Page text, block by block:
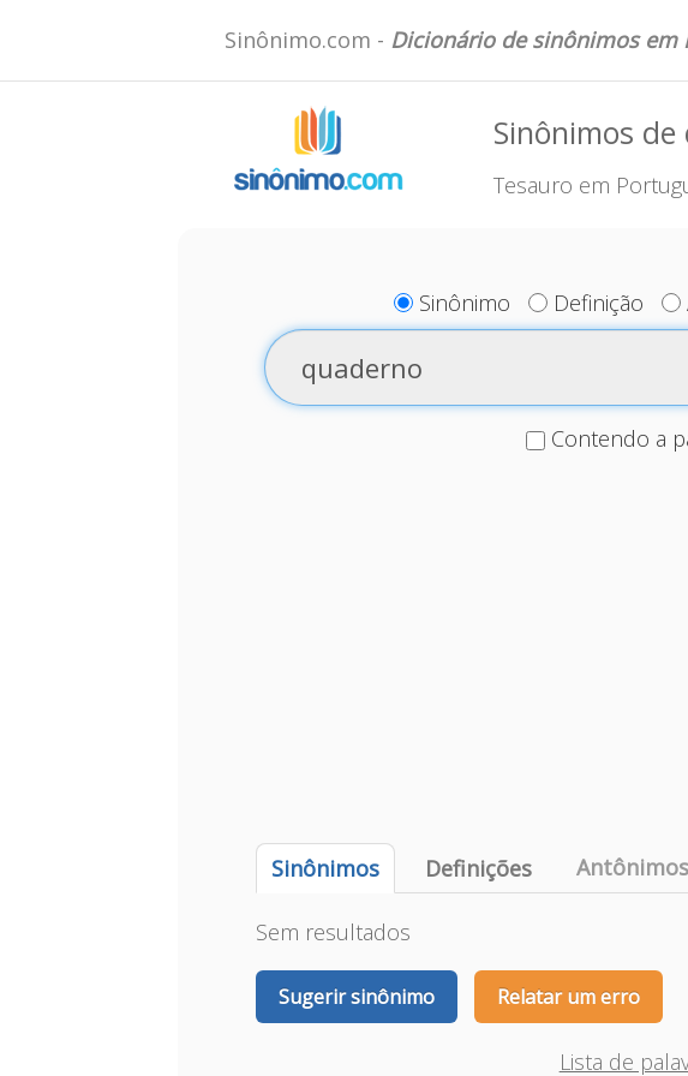
Sinônimo.com - Dicionário de sinônimos em
Sinônimos
Tesauro em
Sinônimo Definição
Contendo a
Sinônimos Definições Antônimos
Sem resultados
Sugerir sinônimo Relatar um erro
Lista de